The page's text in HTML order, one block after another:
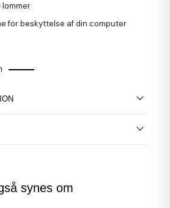
lommer
for beskyttelse af din computer
synes om